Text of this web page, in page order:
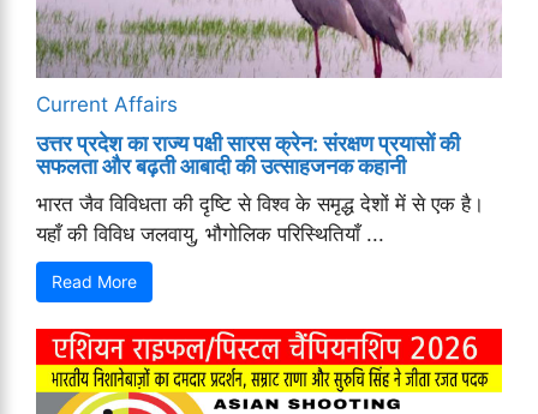
Current Affairs
उत्तर प्रदेश का राज्य पक्षी सारस क्रेन: संरक्षण प्रयासों की
सफलता और बढ़ती आबादी की उत्साहजनक कहानी
भारत जैव विविधता की दृष्टि से विश्व के समृद्ध देशों में से एक है।
यहाँ की विविध जलवायु, भौगोलिक परिस्थितियाँ ...
Read More